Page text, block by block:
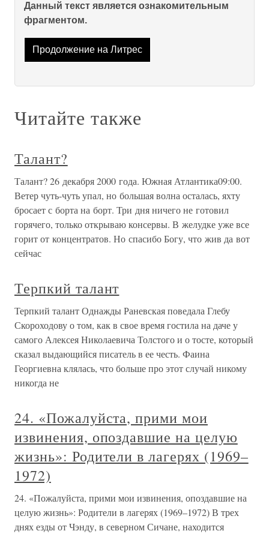
Данный текст является ознакомительным
фрагментом.
Продолжение на Литрес
Читайте также
Талант?
Талант? 26 декабря 2000 года. Южная Атлантика09:00.
Ветер чуть-чуть упал, но большая волна осталась, яхту
бросает с борта на борт. Три дня ничего не готовил
горячего, только открываю консервы. В желудке уже все
горит от концентратов. Но спасибо Богу, что жив да вот
сейчас
Терпкий талант
Терпкий талант Однажды Раневская поведала Глебу
Скороходову о том, как в свое время гостила на даче у
самого Алексея Николаевича Толстого и о тосте, который
сказал выдающийся писатель в ее честь. Фаина
Георгиевна клялась, что больше про этот случай никому
никогда не
24. «Пожалуйста, прими мои
извинения, опоздавшие на целую
жизнь»: Родители в лагерях (1969–
1972)
24. «Пожалуйста, прими мои извинения, опоздавшие на
целую жизнь»: Родители в лагерях (1969–1972) В трех
днях езды от Чэнду, в северном Сичане, находится